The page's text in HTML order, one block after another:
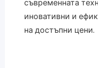
съвременната
иновативни и
на достъпни цени.